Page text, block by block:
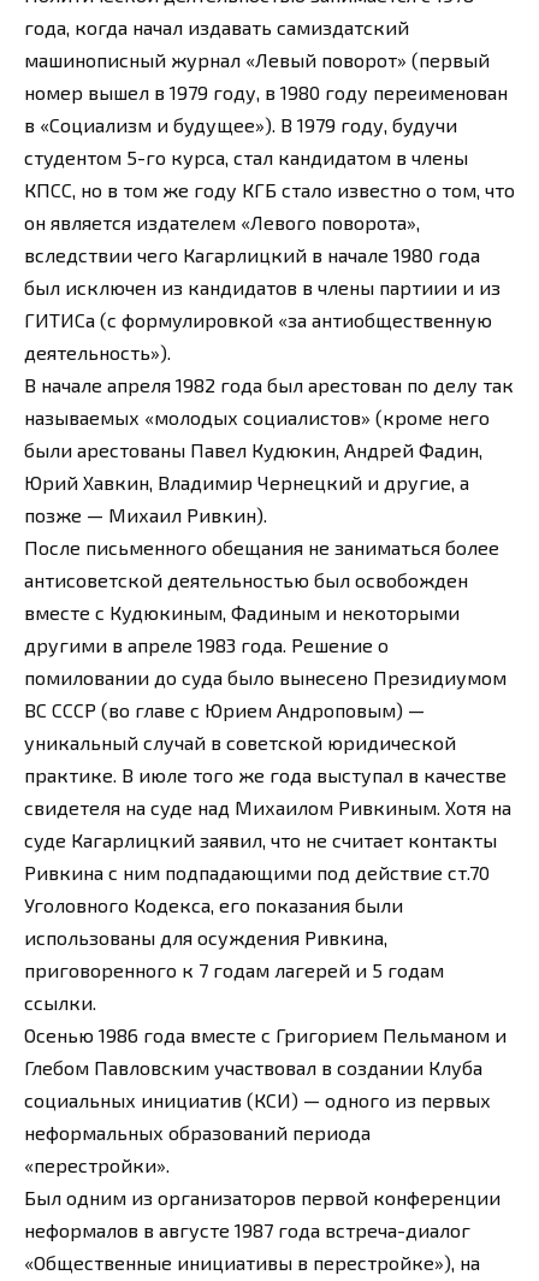
года, когда начал издавать самиздатский
машинописный журнал «Левый поворот» (первый
номер вышел в 1979 году, в 1980 году переименован
в «Социализм и будущее»). В 1979 году, будучи
студентом 5-го курса, стал кандидатом в члены
КПСС, но в том же году КГБ стало известно о том, что
он является издателем «Левого поворота»,
вследствии чего Кагарлицкий в начале 1980 года
был исключен из кандидатов в члены партиии и из
ГИТИСа (с формулировкой «за антиобщественную
деятельность»).
В начале апреля 1982 года был арестован по делу так
называемых «молодых социалистов» (кроме него
были арестованы Павел Кудюкин, Андрей Фадин,
Юрий Хавкин, Владимир Чернецкий и другие, а
позже — Михаил Ривкин).
После письменного обещания не заниматься более
антисоветской деятельностью был освобожден
вместе с Кудюкиным, Фадиным и некоторыми
другими в апреле 1983 года. Решение о
помиловании до суда было вынесено Президиумом
ВС СССР (во главе с Юрием Андроповым) —
уникальный случай в советской юридической
практике. В июле того же года выступал в качестве
свидетеля на суде над Михаилом Ривкиным. Хотя на
суде Кагарлицкий заявил, что не считает контакты
Ривкина с ним подпадающими под действие ст.70
Уголовного Кодекса, его показания были
использованы для осуждения Ривкина,
приговоренного к 7 годам лагерей и 5 годам
ссылки.
Осенью 1986 года вместе с Григорием Пельманом и
Глебом Павловским участвовал в создании Клуба
социальных инициатив (КСИ) — одного из первых
неформальных образований периода
«перестройки».
Был одним из организаторов первой конференции
неформалов в августе 1987 года встреча-диалог
«Общественные инициативы в перестройке»), на